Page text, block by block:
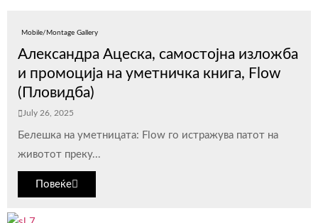
Mobile/Montage Gallery
Александра Ацеска, самостојна изложба
и промоција на уметничка книга, Flow
(Пловидба)
July 26, 2025
Белешка на уметницата: Flow го истражува патот на
животот преку...
Повеќе